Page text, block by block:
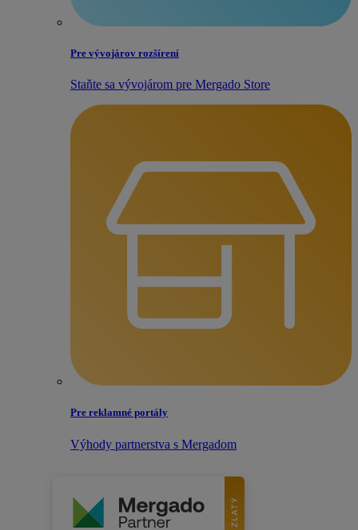
Pre vývojárov rozšírení
Staňte sa vývojárom pre Mergado Store
Pre reklamné portály
Výhody partnerstva s Mergadom